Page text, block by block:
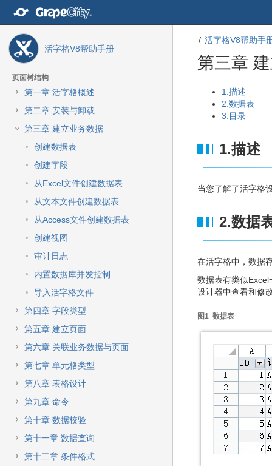
活字格V8帮助手册
页面树结构
第一章 活字格概述
第二章 安装与卸载
第三章 建立业务数据
创建数据表
创建字段
从Excel文件创建数据表
从文本文件创建数据表
从Access文件创建数据表
创建视图
审计日志
内置数据库并发控制
导入活字格文件
第四章 字段类型
第五章 建立页面
第六章 关联业务数据与页面
第七章 单元格类型
第八章 表格设计
第九章 命令
第十章 数据校验
第十一章 数据查询
第十二章 条件格式
活字格V8帮助手
第三章
1.描述
2.数据表
3.目录
1.描述
当您了解了活字格
2.数据
在活字格中，数据
数据表有类似
设计器中查看和修
图1 数据表